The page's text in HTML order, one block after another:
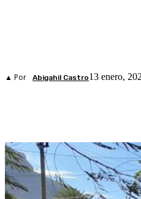
▲ Por Abigahil Castro13 enero,